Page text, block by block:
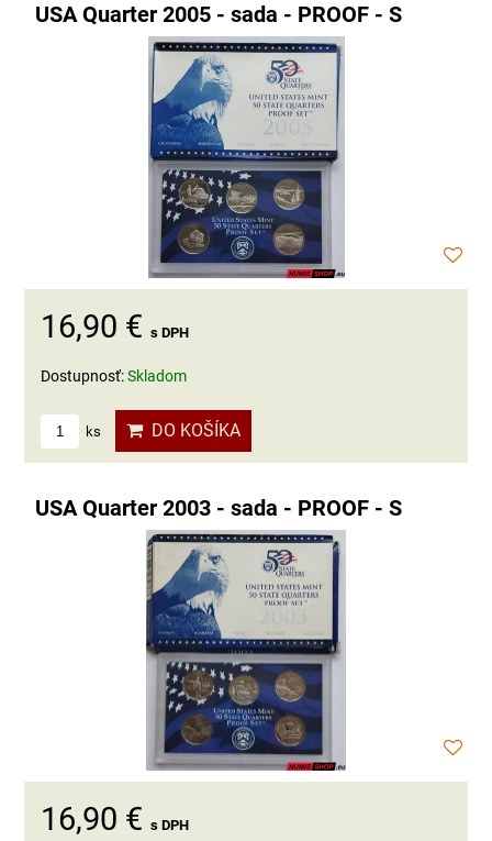
USA Quarter 2005 - sada - PROOF - S
16,90 € s DPH
Dostupnosť:Skladom
ks DO KOŠÍKA
USA Quarter 2003 - sada - PROOF - S
16,90 € s DPH